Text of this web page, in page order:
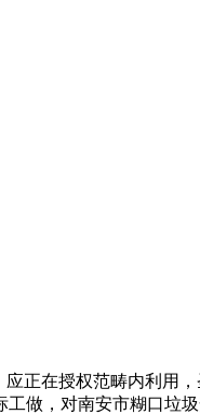
正在授权范畴内利用
做，对南安市糊口垃